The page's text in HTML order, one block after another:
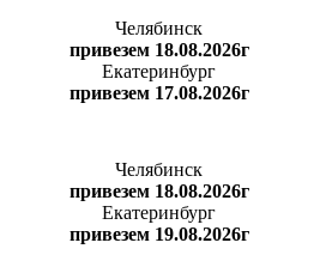
Челябинск
привезем 18.08.2026г
Екатеринбург
привезем 17.08.2026г
Челябинск
привезем 18.08.2026г
Екатеринбург
привезем 19.08.2026г